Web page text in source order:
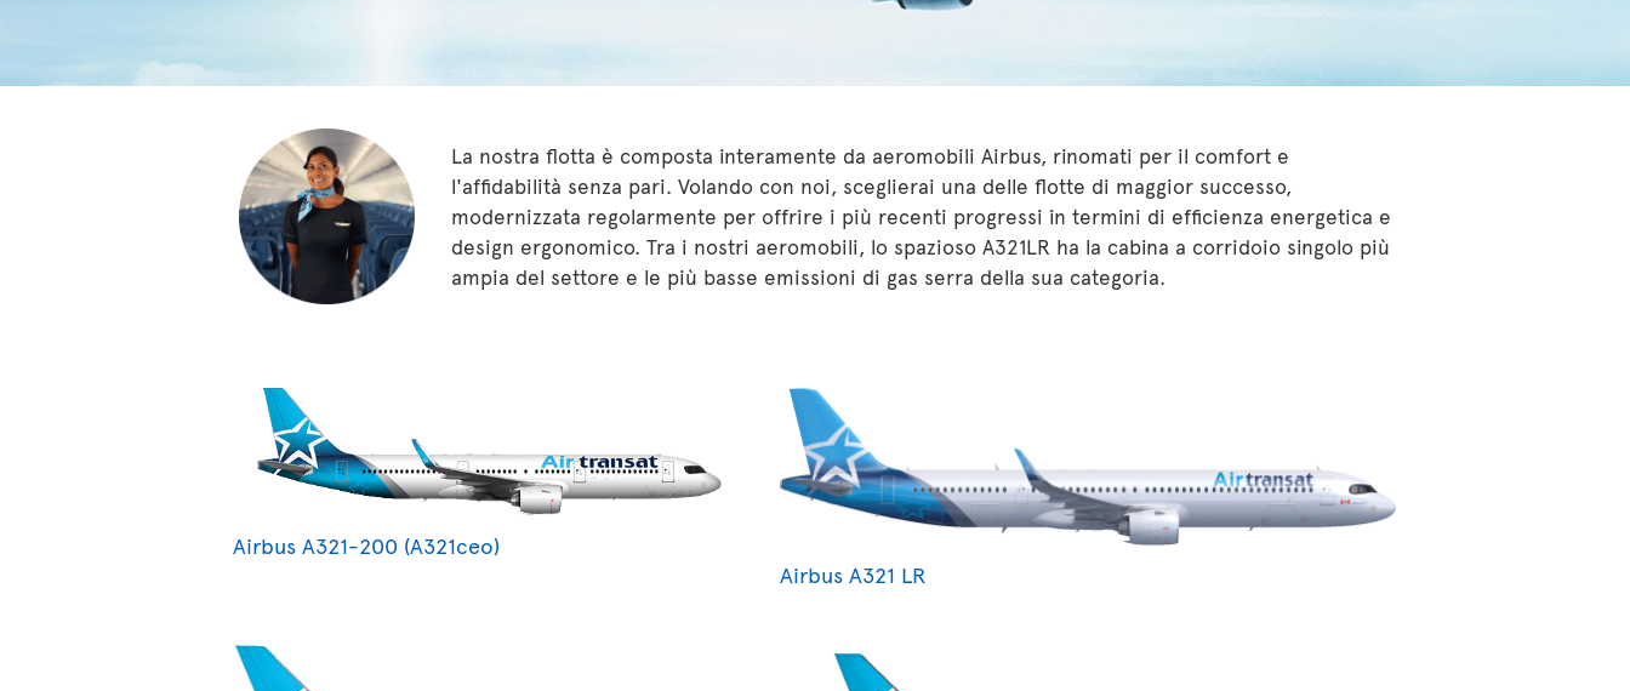
La nostra flotta è composta interamente da aeromobili Airbus, rinomati per il comfort e
l'affidabilità senza pari. Volando con noi, sceglierai una delle flotte di maggior successo,
modernizzata regolarmente per offrire i più recenti progressi in termini di efficienza energetica e
design ergonomico. Tra i nostri aeromobili, lo spazioso A321LR ha la cabina a corridoio singolo più
ampia del settore e le più basse emissioni di gas serra della sua categoria.
Airbus A321-200 (A321ceo)
Airbus A321 LR